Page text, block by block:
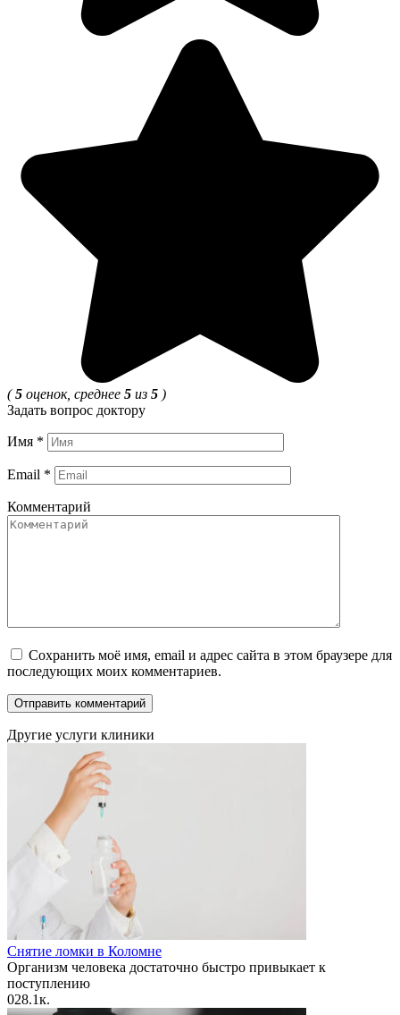
(5 оценок, среднее 5 из 5 )
Задать вопрос доктору
Имя *
Email *
Комментарий
Сохранить моё имя, email и адрес сайта в этом браузере для
последующих моих комментариев.
Другие услуги клиники
Снятие ломки в Коломне
Организм человека достаточно быстро привыкает к
поступлению
028.1к.